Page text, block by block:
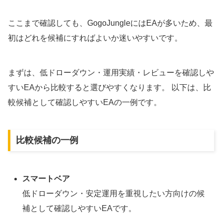
ここまで確認しても、GogoJungleにはEAが多いため、最
初はどれを候補にすればよいか迷いやすいです。
まずは、低ドローダウン・運用実績・レビューを確認しや
すいEAから比較すると選びやすくなります。 以下は、比
較候補として確認しやすいEAの一例です。
比較候補の一例
スマートベア
低ドローダウン・安定運用を重視したい方向けの候
補として確認しやすいEAです。